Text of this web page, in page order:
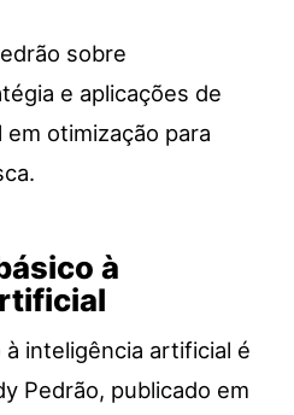
sobre
e aplicações de
otimização para
à
à inteligência artificial é
Pedrão, publicado em